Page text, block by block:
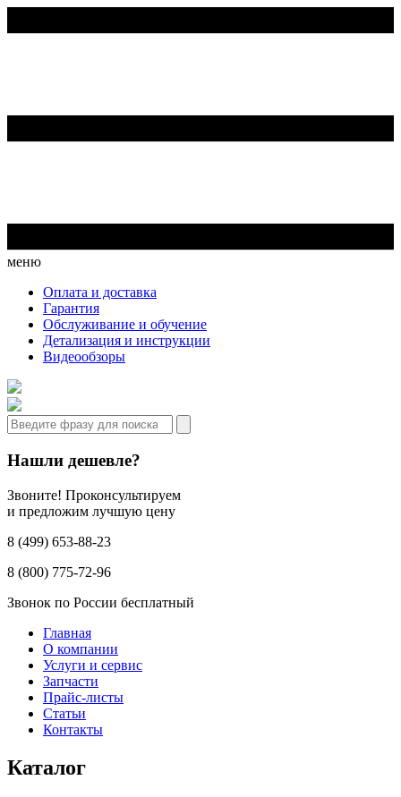
меню
Оплата и доставка
Гарантия
Обслуживание и обучение
Детализация и инструкции
Видеообзоры
Нашли дешевле?
Звоните! Проконсультируем
и предложим лучшую цену
8 (499) 653-88-23
8 (800) 775-72-96
Звонок по России бесплатный
Главная
О компании
Услуги и сервис
Запчасти
Прайс-листы
Статьи
Контакты
Каталог